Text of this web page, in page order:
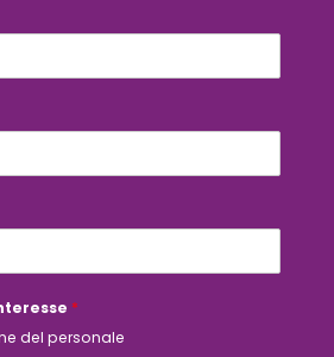
*
del personale